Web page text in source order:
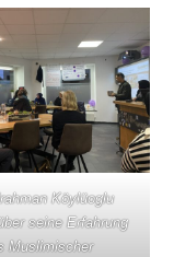
Köylüoglu
seine Erfahrung
Muslimischer